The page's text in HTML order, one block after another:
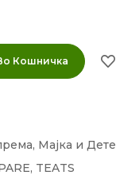
Кошничка
, Мајка и Дете
, TEATS